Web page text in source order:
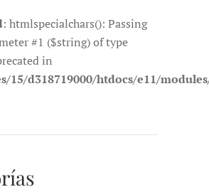
: htmlspecialchars(): Passing
#1 ($string) of type
in
15/d318719000/htdocs/e11/